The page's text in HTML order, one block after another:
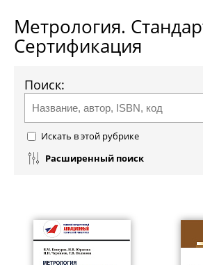
Метрология.
Сертификация
Поиск:
Искать в этой рубрике
Расширенный поиск